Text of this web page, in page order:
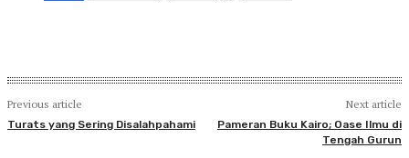
Previous article
Turats yang Sering Disalahpahami
Next article
Pameran Buku Kairo; Oase Ilmu di
Tengah Gurun